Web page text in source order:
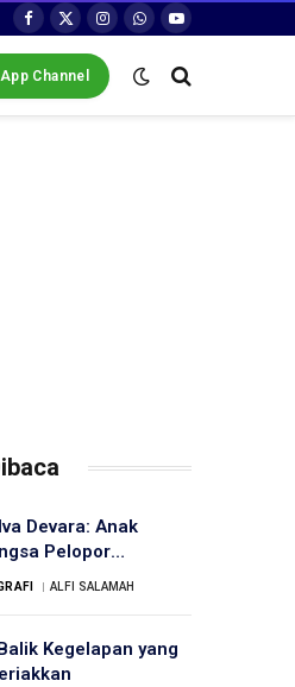
Facebook
X
(Twitter)
Instagram
WhatsApp
YouTube
Channel
Devara: Anak
Pelopor
Digital
ALFI SALAMAH
Kegelapan yang